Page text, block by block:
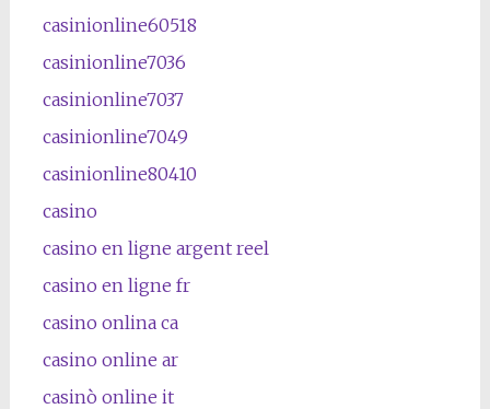
casinionline60518
casinionline7036
casinionline7037
casinionline7049
casinionline80410
casino
casino en ligne argent reel
casino en ligne fr
casino onlina ca
casino online ar
casinò online it